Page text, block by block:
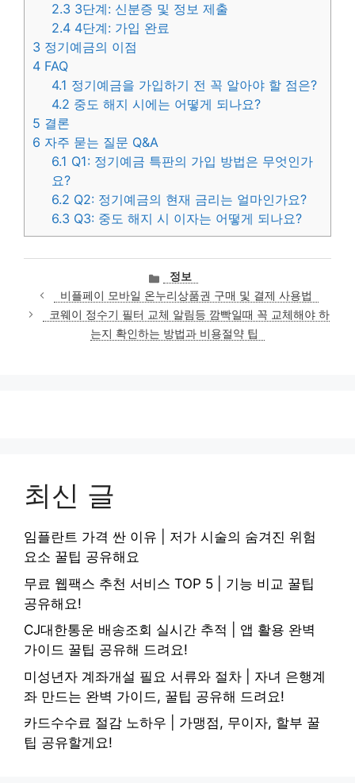
2.3 3단계: 신분증 및 정보 제출
2.4 4단계: 가입 완료
3 정기예금의 이점
4 FAQ
4.1 정기예금을 가입하기 전 꼭 알아야 할 점은?
4.2 중도 해지 시에는 어떻게 되나요?
5 결론
6 자주 묻는 질문 Q&A
6.1 Q1: 정기예금 특판의 가입 방법은 무엇인가
요?
6.2 Q2: 정기예금의 현재 금리는 얼마인가요?
6.3 Q3: 중도 해지 시 이자는 어떻게 되나요?
카
테
고
리
정보
비플페이 모바일 온누리상품권 구매 및 결제 사용법
코웨이 정수기 필터 교체 알림등 깜빡일때 꼭 교체해야 하
는지 확인하는 방법과 비용절약 팁
최신 글
임플란트 가격 싼 이유 | 저가 시술의 숨겨진 위험
요소 꿀팁 공유해요
무료 웹팩스 추천 서비스 TOP 5 | 기능 비교 꿀팁
공유해요!
CJ대한통운 배송조회 실시간 추적 | 앱 활용 완벽
가이드 꿀팁 공유해 드려요!
미성년자 계좌개설 필요 서류와 절차 | 자녀 은행계
좌 만드는 완벽 가이드, 꿀팁 공유해 드려요!
카드수수료 절감 노하우 | 가맹점, 무이자, 할부 꿀
팁 공유할게요!